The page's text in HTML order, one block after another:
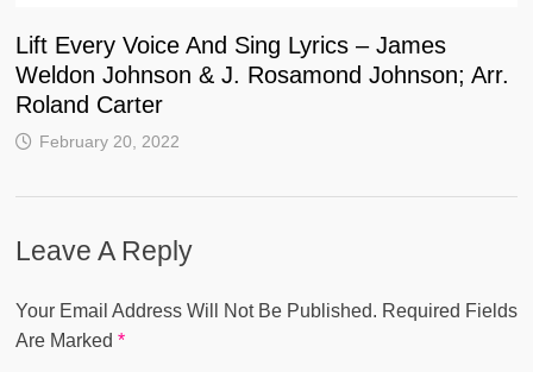
Lift Every Voice And Sing Lyrics – James
Weldon Johnson & J. Rosamond Johnson; Arr.
Roland Carter
February 20, 2022
Leave A Reply
Your Email Address Will Not Be Published. Required Fields
Are Marked *